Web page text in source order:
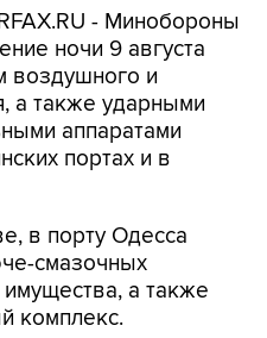
- Минобороны
ночи 9 августа
воздушного и
а также ударными
аппаратами
портах и в
в порту Одесса
смазочных
а также
комплекс.